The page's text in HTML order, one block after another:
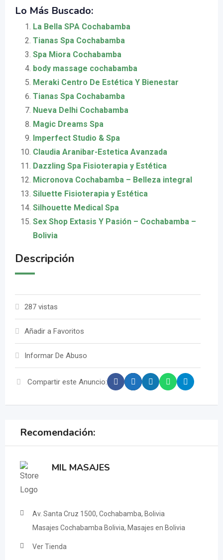
Lo Más Buscado:
La Bella SPA Cochabamba
Tianas Spa Cochabamba
Spa Miora Cochabamba
body massage cochabamba
Meraki Centro De Estética Y Bienestar
Tianas Spa Cochabamba
Nueva Delhi Cochabamba
Magic Dreams Spa
Imperfect Studio & Spa
Claudia Aranibar-Estetica Avanzada
Dazzling Spa Fisioterapia y Estética
Micronova Cochabamba – Belleza integral
Siluette Fisioterapia y Estética
Silhouette Medical Spa
Sex Shop Extasis Y Pasión – Cochabamba –
Bolivia
Descripción
287 vistas
Añadir a Favoritos
Informar De Abuso
Compartir este Anuncio:
Recomendación:
MIL MASAJES
Av. Santa Cruz 1500, Cochabamba, Bolivia
Masajes Cochabamba Bolivia, Masajes en Bolivia
Ver Tienda